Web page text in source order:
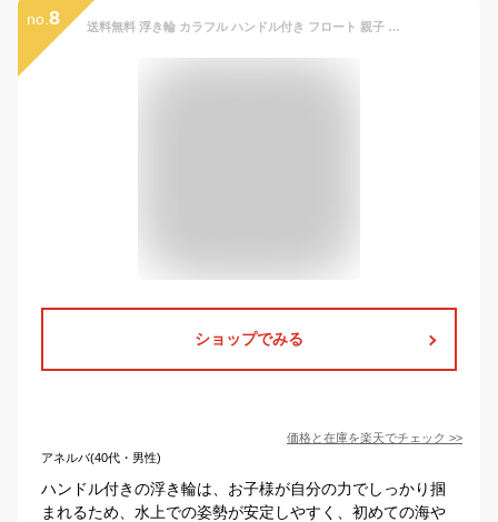
no. 8 送料無料 浮き輪 カラフル ハンドル付き フロート 親子 子供用 大人用 フロート 水遊び 可愛い 夏 海 川 ビーチ プール おもしろ浮輪 オシャレ浮輪 うきわ 浮輪 キッズ クリア シンプル 90b 楽天海外通販
ショップでみる
価格と在庫を楽天でチェック >>
アネルバ(40代・男性)
ハンドル付きの浮き輪は、お子様が自分の力でしっかり掴
まれるため、水上での姿勢が安定しやすく、初めての海や